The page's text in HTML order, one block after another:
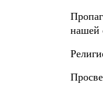
нашей